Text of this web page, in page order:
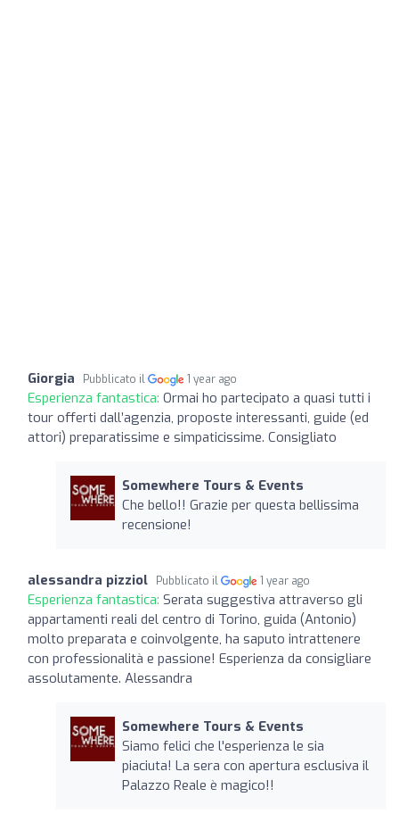
Giorgia Pubblicato il 1 year ago
Esperienza fantastica: Ormai ho partecipato a quasi tutti i
tour offerti dall’agenzia, proposte interessanti, guide (ed
attori) preparatissime e simpaticissime. Consigliato
Somewhere Tours & Events
Che bello!! Grazie per questa bellissima
recensione!
alessandra pizziol Pubblicato il 1 year ago
Esperienza fantastica: Serata suggestiva attraverso gli
appartamenti reali del centro di Torino, guida (Antonio)
molto preparata e coinvolgente, ha saputo intrattenere
con professionalità e passione! Esperienza da consigliare
assolutamente. Alessandra
Somewhere Tours & Events
Siamo felici che l'esperienza le sia
piaciuta! La sera con apertura esclusiva il
Palazzo Reale è magico!!